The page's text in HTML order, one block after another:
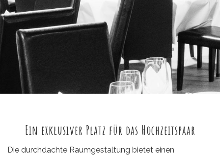
Ein exklusiver Platz für das Hochzeitspaar
Die durchdachte Raumgestaltung bietet einen